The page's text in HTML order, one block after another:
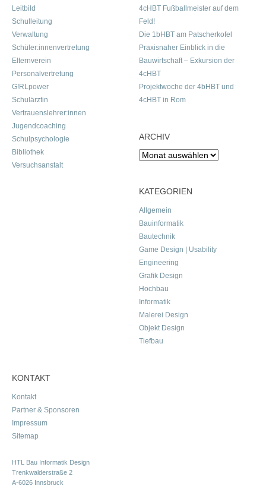
Leitbild
Schulleitung
Verwaltung
Schüler:innenvertretung
Elternverein
Personalvertretung
G!RLpower
Schulärztin
Vertrauenslehrer:innen
Jugendcoaching
Schulpsychologie
Bibliothek
Versuchsanstalt
4cHBT Fußballmeister auf dem
Feld!
Die 1bHBT am Patscherkofel
Praxisnaher Einblick in die
Bauwirtschaft – Exkursion der
4cHBT
Projektwoche der 4bHBT und
4cHBT in Rom
ARCHIV
Archiv
KATEGORIEN
Allgemein
Bauinformatik
Bautechnik
Game Design | Usability
Engineering
Grafik Design
Hochbau
Informatik
Malerei Design
Objekt Design
Tiefbau
KONTAKT
Kontakt
Partner & Sponsoren
Impressum
Sitemap
HTL Bau Informatik Design
Trenkwalderstraße 2
A-6026 Innsbruck